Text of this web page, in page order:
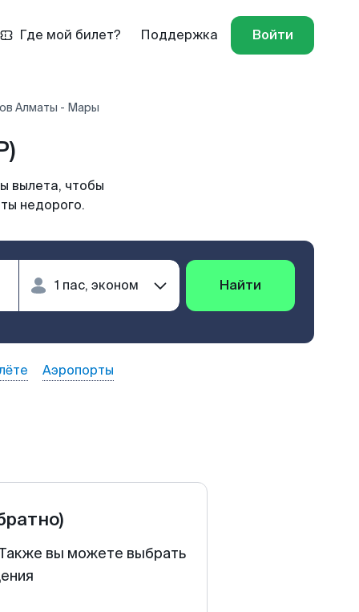
Где мой билет? Поддержка Войти
Алматы - Мары
вылета, чтобы
недорого.
Найти
Аэропорты
вы можете выбрать